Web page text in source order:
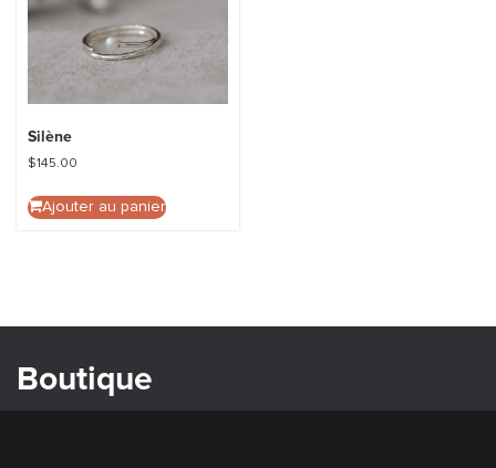
Silène
$145.00
Ajouter au panier
Boutique